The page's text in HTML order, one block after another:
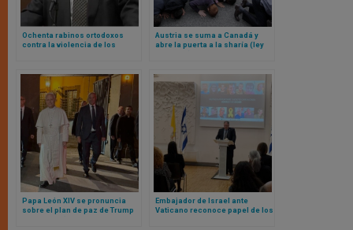
Ochenta rabinos ortodoxos
contra la violencia de los
Austria se suma a Canadá y
abre la puerta a la sharía (ley
Papa León XIV se pronuncia
sobre el plan de paz de Trump
Embajador de Israel ante
Vaticano reconoce papel de los